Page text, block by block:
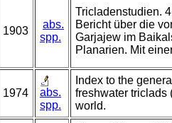
1903
abs.
spp.
Tricladenstudien.
Bericht über die
Garjajew im
Planarien. Mit
1974
abs.
spp.
Index to the
freshwater triclads
world.